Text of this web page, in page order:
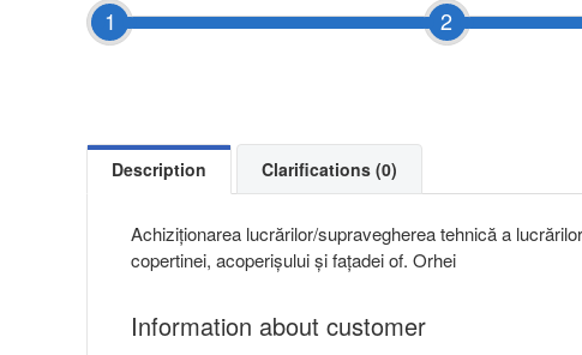
1 2
Description Clarifications (0)
Achiziționarea lucrărilor/supravegherea tehnică a
copertinei, acoperișului și fațadei of. Orhei
Information about customer